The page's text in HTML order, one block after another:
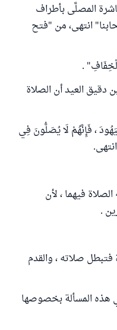
المصلَّى بأطراف
انتهى، من "فتح
.
(1/494): بعد أن نقل كلام ابن دقيق العيد أن الصلاة
، فَإِنَّهُمْ لَا يُصَلُّونَ فِي
فيهما ، لأن
.
صلاته ، والقدم
هذه المسألة بخصوصها